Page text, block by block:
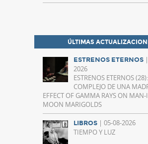
ÚLTIMAS
ESTRENOS ETERNOS
2026
ESTRENOS ETERNOS
COMPLEJO DE UNA
EFFECT OF GAMMA RAYS ON
MOON MARIGOLDS
LIBROS | 05-08-2026
TIEMPO Y LUZ